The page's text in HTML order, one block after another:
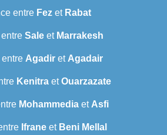
entre Fez et Rabat
Saleet Marrakesh
entre Agadiret Agadair
Kenitra etOuarzazate
Mohammedia et Asfi
Ifraneet Beni Mellal